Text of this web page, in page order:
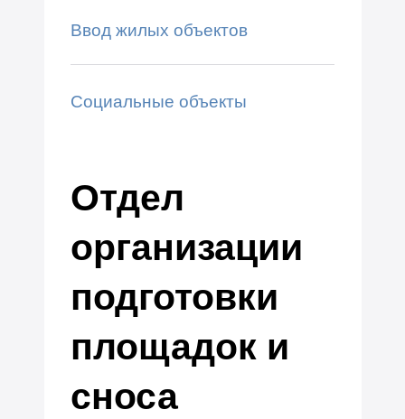
Ввод жилых объектов
Социальные объекты
Отдел
организации
подготовки
площадок и
сноса